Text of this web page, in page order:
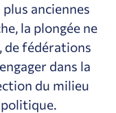
anciennes
la plongée ne
de fédérations
dans la
du milieu